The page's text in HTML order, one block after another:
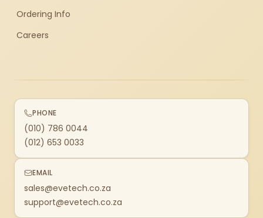
Ordering Info
Careers
PHONE
(010) 786 0044
(012) 653 0033
EMAIL
sales@evetech.co.za
support@evetech.co.za